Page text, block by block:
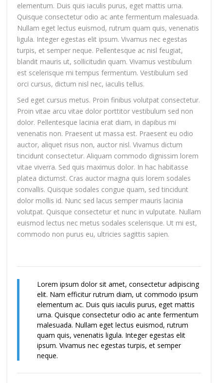
elementum. Duis quis iaculis purus, eget mattis urna.
Quisque consectetur odio ac ante fermentum malesuada.
Nullam eget lectus euismod, rutrum quam quis, venenatis
ligula. Integer egestas elit ipsum. Vivamus nec egestas
turpis, et semper neque. Pellentesque ac nisl feugiat,
blandit mauris ut, sollicitudin quam. Vivamus vestibulum
est scelerisque mi tempus fermentum. Vestibulum sed
orci cursus, dictum nisl nec, iaculis tellus.
Sed eget cursus metus. Proin finibus volutpat consectetur.
Proin vitae arcu vitae dolor porttitor vestibulum sed non
dolor. Pellentesque lacinia erat diam, in dapibus mi
venenatis non. Praesent ut massa est. Praesent eu odio
auctor, aliquet risus non, auctor nisl. Vivamus dictum
tincidunt consectetur. Aliquam commodo dignissim lorem
vitae viverra. Sed quis maximus dolor. In hac habitasse
platea dictumst. Cras auctor magna quis lorem sodales
convallis. Quisque sodales congue quam, sed tincidunt
dolor mollis id. Nunc sed lacus semper mauris lacinia
volutpat. Quisque consectetur et nunc in vulputate. Nullam
euismod lectus nec metus sodales scelerisque. Ut mi est,
commodo non purus eu, ultricies sagittis sapien.
Lorem ipsum dolor sit amet, consectetur adipiscing
elit. Nam efficitur rutrum diam, ut commodo ipsum
elementum ac. Duis quis iaculis purus, eget mattis
urna. Quisque consectetur odio ac ante fermentum
malesuada. Nullam eget lectus euismod, rutrum
quam quis, venenatis ligula. Integer egestas elit
ipsum. Vivamus nec egestas turpis, et semper
neque.